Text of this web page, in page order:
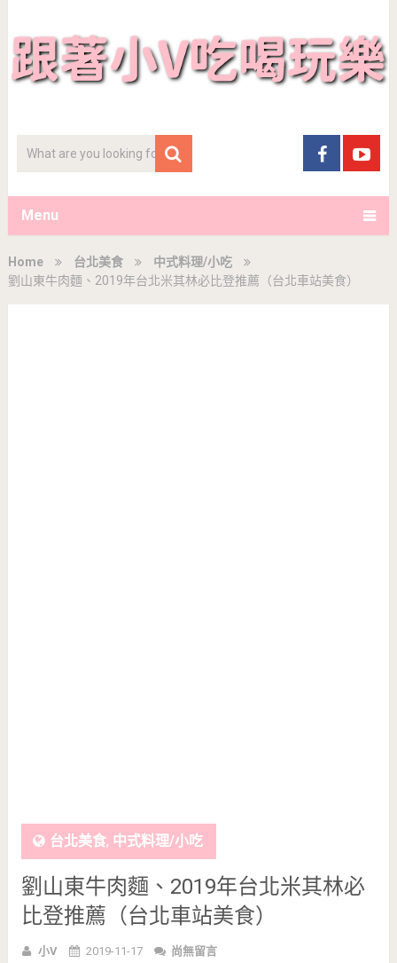
Menu
Home 台北美食
中式料理/小吃
劉山東牛肉麵、2019年台北米其林必比登推薦（台北車站美食）
台北美食, 中式料理/小吃
劉山東牛肉麵、2019年台北米其林必
比登推薦（台北車站美食）
小V 2019-11-17 尚無留言